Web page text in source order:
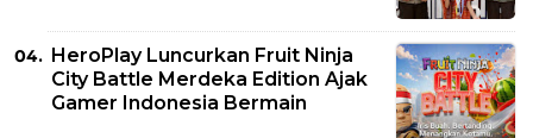
HeroPlay Luncurkan Fruit Ninja
City Battle Merdeka Edition Ajak
Gamer Indonesia Bermain